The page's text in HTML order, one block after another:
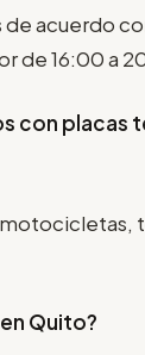
de acuerdo
de 16:00 a
con placas
Quito?